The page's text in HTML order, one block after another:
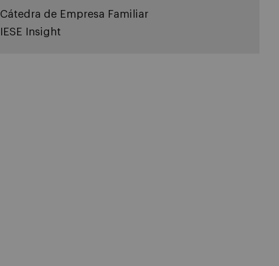
Cátedra de Empresa Familiar
IESE Insight